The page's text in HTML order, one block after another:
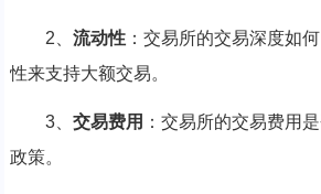
2、 流动性：交易所的交易深度如
性来支持大额交易。
3、 交易费用 ：交易所的交易费用
政策。